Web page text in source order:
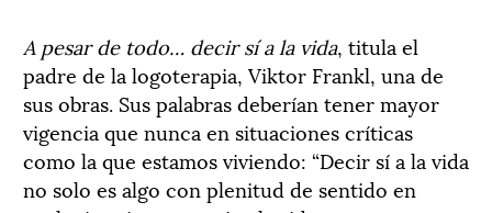
A pesar de todo… decir sí a la vida, titula el
padre de la logoterapia, Viktor Frankl, una de
sus obras. Sus palabras deberían tener mayor
vigencia que nunca en situaciones críticas
como la que estamos viviendo: “Decir sí a la vida
no solo es algo con plenitud de sentido en